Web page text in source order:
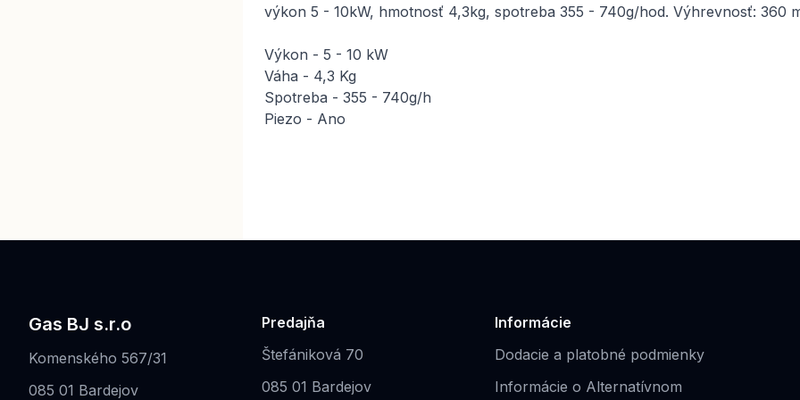
výkon 5 - 10kW, hmotnosť 4,3kg, spotreba 355 - 740g/hod. Výhrevnosť: 360
Výkon - 5 - 10 kW
Váha - 4,3 Kg
Spotreba - 355 - 740g/h
Piezo - Ano
Gas BJ s.r.o
Komenského 567/31
085 01 Bardejov
Predajňa
Štefániková 70
085 01 Bardejov
Informácie
Dodacie a platobné podmienky
Informácie o Alternatívnom